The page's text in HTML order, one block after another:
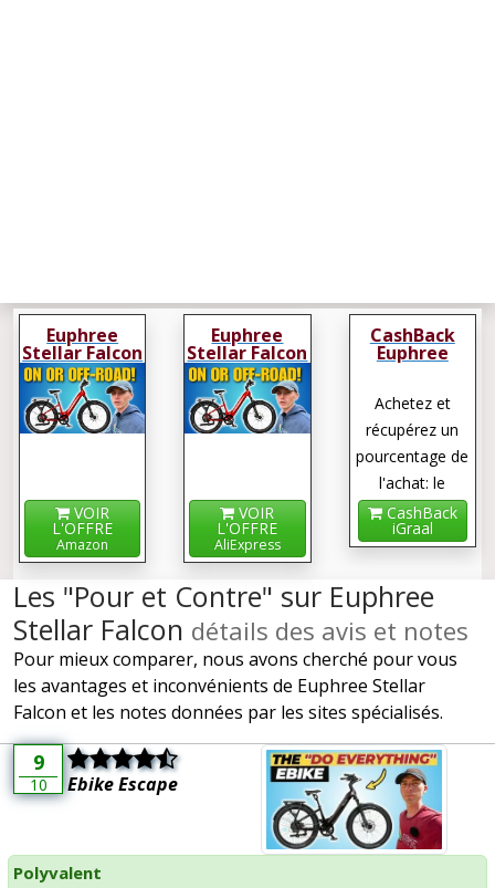
Euphree
Stellar Falcon
VOIR
L'OFFRE
Amazon
Euphree
Stellar Falcon
VOIR
L'OFFRE
AliExpress
CashBack
Euphree
Stellar Falcon
Achetez et
récupérez un
pourcentage de
l'achat: le
cashback !
CashBack
iGraal
Les "Pour et Contre" sur Euphree
Stellar Falcon détails des avis et notes
Pour mieux comparer, nous avons cherché pour vous
les avantages et inconvénients de Euphree Stellar
Falcon et les notes données par les sites spécialisés.
9
10 Ebike Escape
Polyvalent